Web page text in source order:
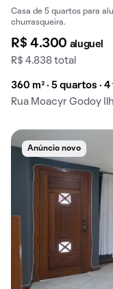
Casa de 5 quartos para
churrasqueira.
R$ 4.300 aluguel
R$ 4.838 total
360 m² · 5 quartos · 4
Rua Moacyr Godoy
Anúncio novo